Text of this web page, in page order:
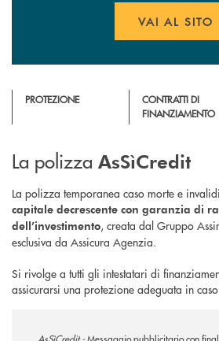
VAI AL SITO
PROTEZIONE
CONTRATTI DI
FINANZIAMENTO
La polizza AsSìCredit
La polizza temporanea caso morte e
capitale decrescente con garanzia di
dell’investimento, creata dal Gruppo
esclusiva da Assicura Agenzia.
Si rivolge a tutti gli intestatari di
assicurarsi una protezione adeguata in